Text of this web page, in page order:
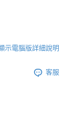
示電腦版詳細說明
客服